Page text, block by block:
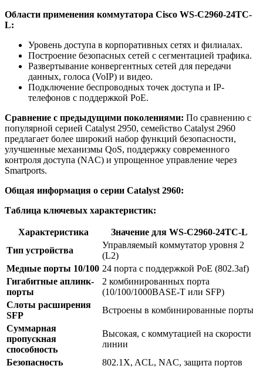
Области применения коммутатора Cisco WS-C2960-24TC-
L:
Уровень доступа в корпоративных сетях и филиалах.
Построение безопасных сетей с сегментацией трафика.
Развертывание конвергентных сетей для передачи
данных, голоса (VoIP) и видео.
Подключение беспроводных точек доступа и IP-
телефонов с поддержкой PoE.
Сравнение с предыдущими поколениями: По сравнению с
популярной серией Catalyst 2950, семейство Catalyst 2960
предлагает более широкий набор функций безопасности,
улучшенные механизмы QoS, поддержку современного
контроля доступа (NAC) и упрощенное управление через
Smartports.
Общая информация о серии Catalyst 2960:
Таблица ключевых характеристик:
Характеристика
Значение для WS-C2960-24TC-L
Тип устройства
Управляемый коммутатор уровня 2
(L2)
Медные порты 10/100 24 порта с поддержкой PoE (802.3af)
Гигабитные аплинк-
порты
2 комбинированных порта
(10/100/1000BASE-T или SFP)
Слоты расширения
SFP
Встроены в комбинированные порты
Суммарная
пропускная
способность
Высокая, с коммутацией на скорости
линии
Безопасность
802.1X, ACL, NAC, защита портов